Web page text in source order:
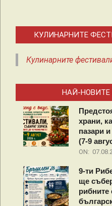
КУЛИНАРНИТЕ
Кулинарните
НАЙ-
храни,
пазари
(7-9
ON:
9-ти
ще
рибните